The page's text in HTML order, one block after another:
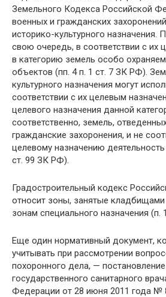
Земельного Кодекса Российской
военных и гражданских
историко-культурного назначения.
свою очередь, в соответствии с их
в категорию земель особо
объектов (пп. 4 п. 1 ст. 7 ЗК РФ).
культурного назначения могут
соответствии с их целевым
целевого назначения данной
соответственно, земель,
гражданские захоронения, и не
целевому назначению
ст. 99 ЗК РФ).
Градостроительный кодекс
относит зоны, занятые
зонам специального назначения (п.
Еще один нормативный документ,
учитывать при рассмотрении
похоронного дела, — постановление
государственного санитарного
Федерации от 28 июня 2011 года №